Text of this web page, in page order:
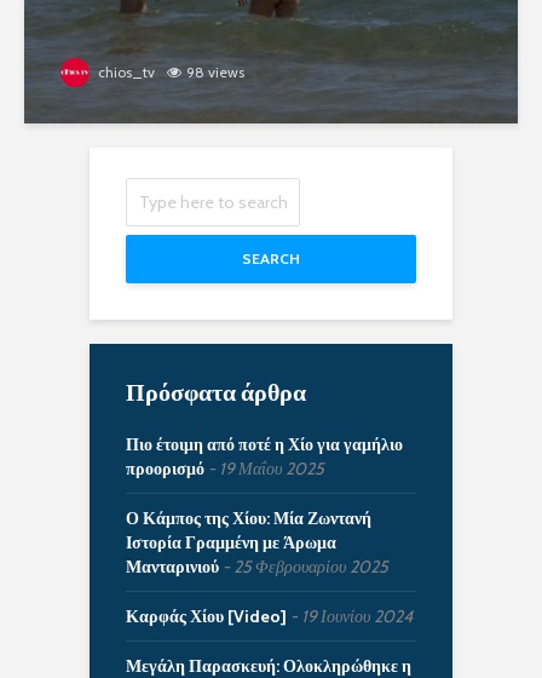
chios_tv 98 views
SEARCH
Πρόσφατα άρθρα
Πιο έτοιμη από ποτέ η Χίο για γαμήλιο
προορισμό
19 Μαΐου 2025
Ο Κάμπος της Χίου: Μία Ζωντανή
Ιστορία Γραμμένη με Άρωμα
Μανταρινιού
25 Φεβρουαρίου 2025
Καρφάς Χίου [Video] 19 Ιουνίου 2024
Μεγάλη Παρασκευή: Ολοκληρώθηκε η